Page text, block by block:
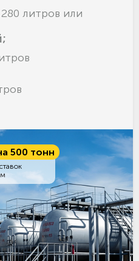
литров или
500 тонн